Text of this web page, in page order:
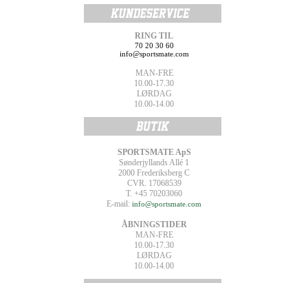
RING TIL
70 20 30 60
info@sportsmate.com
MAN-FRE
10.00-17.30
LØRDAG
10.00-14.00
SPORTSMATE ApS
Sønderjyllands Allé 1
2000 Frederiksberg C
CVR. 17068539
T. +45 70203060
E-mail: info@sportsmate.com
ÅBNINGSTIDER
MAN-FRE
10.00-17.30
LØRDAG
10.00-14.00